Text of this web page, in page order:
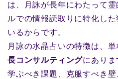
は、月詠が長年にわたって
ルでの情報読取りに特化し
いるからです。
月詠の水晶占いの特徴は、
長コンサルティングにあり
学ぶべき課題、克服すべき